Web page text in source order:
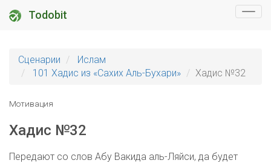
Todobit
Сценарии
Ислам
101 Хадис из «Сахих Аль-Бухари»
Хадис №32
Мотивация
Хадис №32
Передают со слов Абу Вакида аль-Ляйси, да будет